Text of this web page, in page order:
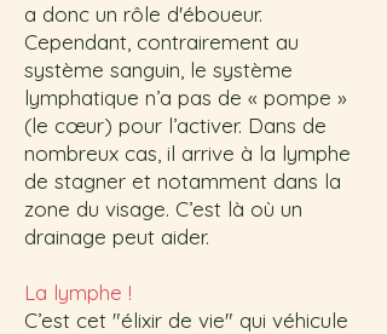
a donc un rôle d'éboueur.
Cependant, contrairement au
système sanguin, le système
lymphatique n’a pas de « pompe »
(le cœur) pour l’activer. Dans de
nombreux cas, il arrive à la lymphe
de stagner et notamment dans la
zone du visage. C’est là où un
drainage peut aider.
La lymphe !
C’est cet "élixir de vie" qui véhicule